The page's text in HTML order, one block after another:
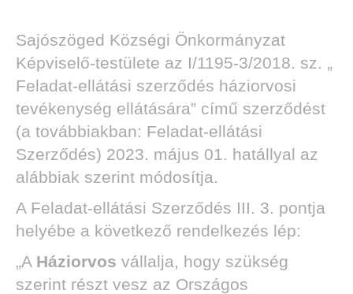
Sajószöged Községi Önkormányzat
Képviselő-testülete az I/1195-3/2018. sz. „
Feladat-ellátási szerződés háziorvosi
tevékenység ellátására” című szerződést
(a továbbiakban: Feladat-ellátási
Szerződés) 2023. május 01. hatállyal az
alábbiak szerint módosítja.
A Feladat-ellátási Szerződés III. 3. pontja
helyébe a következő rendelkezés lép:
„A Háziorvos vállalja, hogy szükség
szerint részt vesz az Országos